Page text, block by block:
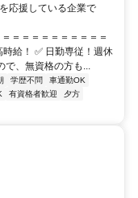
応援している企業で
＝＝＝＝＝＝＝＝＝＝
給！ ✅ 日勤専従！週休
、無資格の方も...
学歴不問
車通勤OK
有資格者歓迎
夕方